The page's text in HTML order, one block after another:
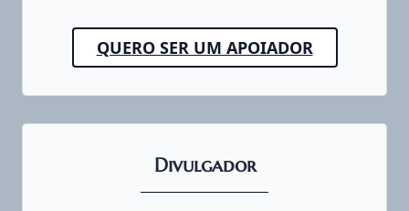
QUERO SER UM APOIADOR
Divulgador